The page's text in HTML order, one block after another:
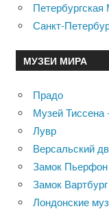
Петербургская
Санкт-
МУЗЕИ МИРА
Прадо
Музей
Лувр
Версальский
Замок Пьерфон
Замок Вартбург
Лондонские